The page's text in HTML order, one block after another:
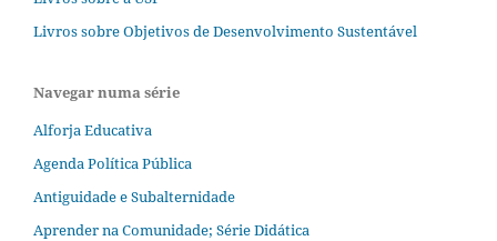
Livros sobre Objetivos de Desenvolvimento Sustentável
Navegar numa série
Alforja Educativa
Agenda Política Pública
Antiguidade e Subalternidade
Aprender na Comunidade; Série Didática